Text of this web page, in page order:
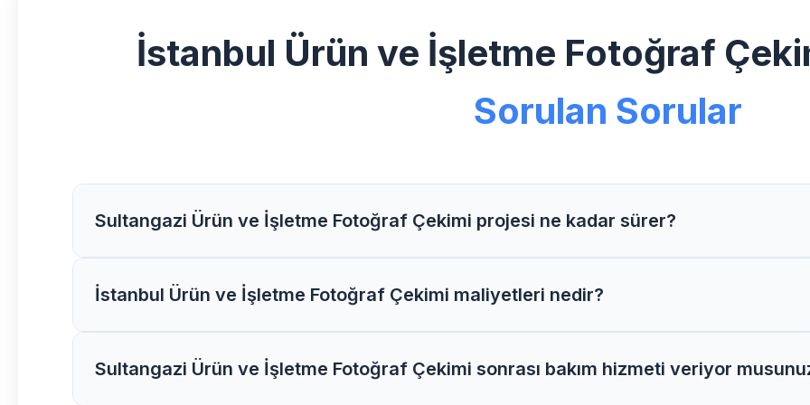
İstanbul Ürün ve İşletme Fotoğraf
Sorulan Sorular
Sultangazi Ürün ve İşletme Fotoğraf Çekimi projesi ne kadar sürer?
Sultangazi bölgesindeki Ürün ve İşletme Fotoğraf Çekimi projelerimiz proje kapsamına göre 2-6 hafta
İstanbul Ürün ve İşletme Fotoğraf Çekimi maliyetleri nedir?
İstanbul bölgesinde Ürün ve İşletme Fotoğraf Çekimi maliyetleri proje detaylarına göre değişir. Size
Sultangazi Ürün ve İşletme Fotoğraf Çekimi sonrası bakım hizmeti veriyor